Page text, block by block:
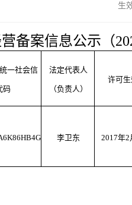
生
备案信息公示（
一社会信
码
法定代表人
（负责人）
许可
李卫东 2017年2